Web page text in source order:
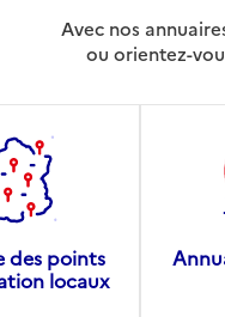
Avec nos
ou orientez-
des points
locaux